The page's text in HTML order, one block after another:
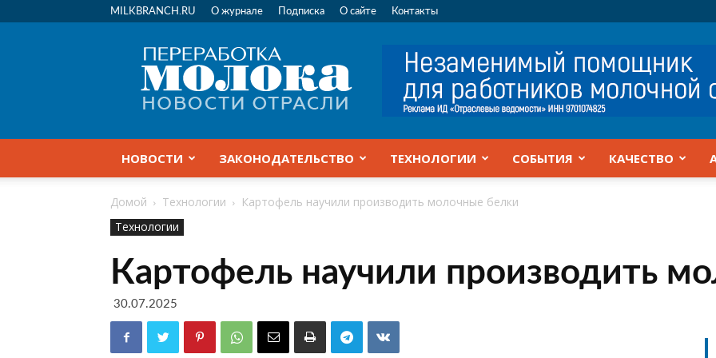
MILKBRANCH.RU О журнале Подписка О сайте Контакты
Переработка
молока
|
Новости
НОВОСТИ ЗАКОНОДАТЕЛЬСТВО ТЕХНОЛОГИИ СОБЫТИЯ КАЧЕСТВО
Домой Технологии
Картофель научили производить молочные белки
Технологии
Картофель научили производить
30.07.2025